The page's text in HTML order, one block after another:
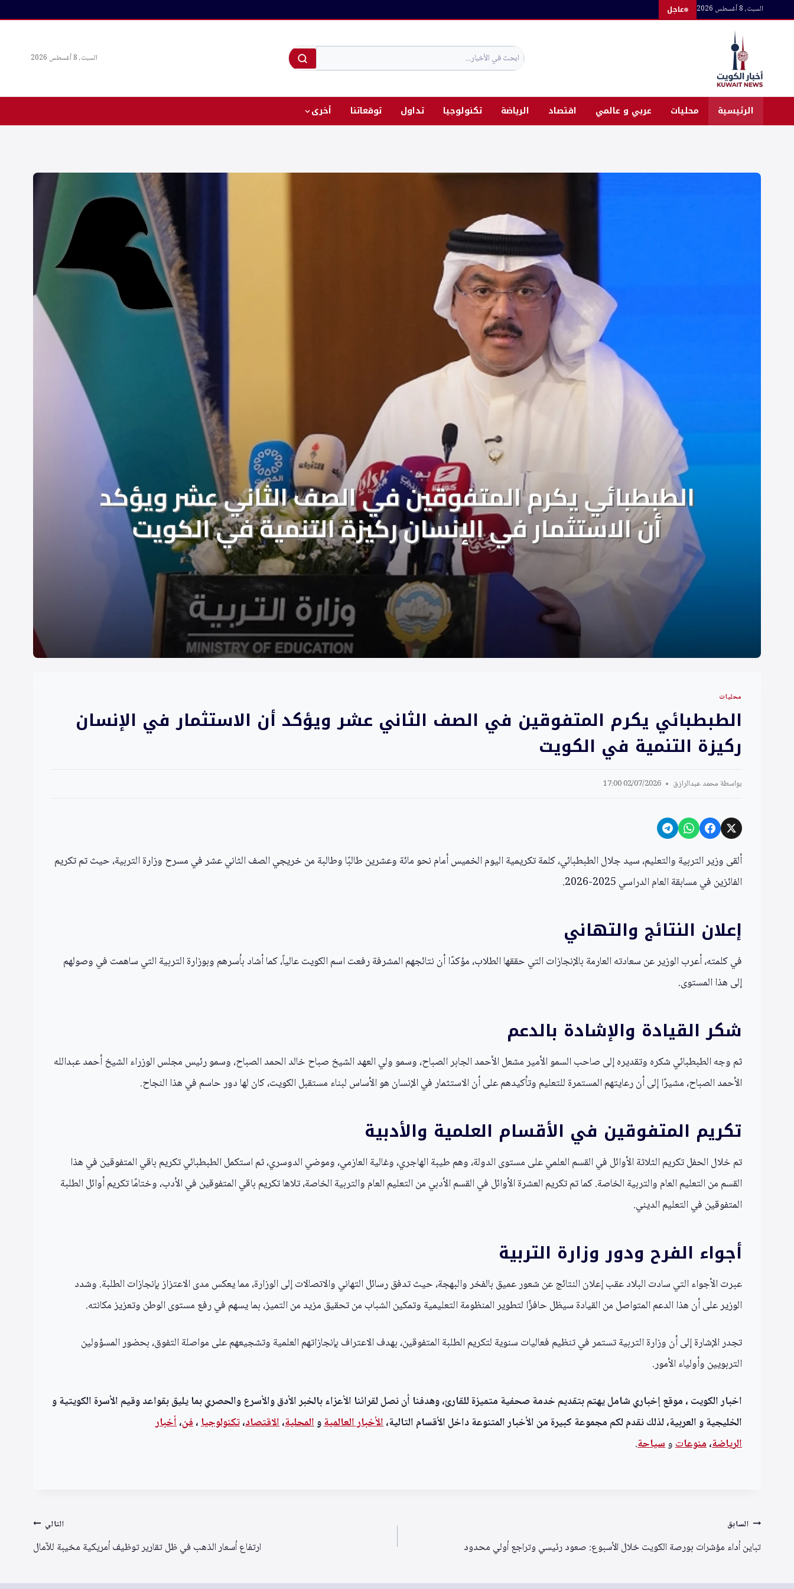
السبت، 8 أغسطس 2026 عاجل
السبت، 8 أغسطس 2026
الرئيسية محليات عربي و عالمي اقتصاد الرياضة تكنولوجيا تداول توقعاتنا أخرى
محليات
الطبطبائي يكرم المتفوقين في الصف الثاني عشر ويؤكد أن الاستثمار في الإنسان
ركيزة التنمية في الكويت
بواسطة محمد عبدالرازق 02/07/2026 17:00
ألقى وزير التربية والتعليم، سيد جلال الطبطبائي، كلمة تكريمية اليوم الخميس أمام نحو مائة وعشرين طالبًا وطالبة من خريجي الصف الثاني عشر في مسرح وزارة التربية، حيث تم تكريم
الفائزين في مسابقة العام الدراسي 2025-2026.
إعلان النتائج والتهاني
في كلمته، أعرب الوزير عن سعادته العارمة بالإنجازات التي حققها الطلاب، مؤكدًا أن نتائجهم المشرفة رفعت اسم الكويت عالياً، كما أشاد بأسرهم وبوزارة التربية التي ساهمت في وصولهم
إلى هذا المستوى.
شكر القيادة والإشادة بالدعم
ثم وجه الطبطبائي شكره وتقديره إلى صاحب السمو الأمير مشعل الأحمد الجابر الصباح، وسمو ولي العهد الشيخ صباح خالد الحمد الصباح، وسمو رئيس مجلس الوزراء الشيخ أحمد عبدالله
الأحمد الصباح، مشيرًا إلى أن رعايتهم المستمرة للتعليم وتأكيدهم على أن الاستثمار في الإنسان هو الأساس لبناء مستقبل الكويت، كان لها دور حاسم في هذا النجاح.
تكريم المتفوقين في الأقسام العلمية والأدبية
تم خلال الحفل تكريم الثلاثة الأوائل في القسم العلمي على مستوى الدولة، وهم طيبة الهاجري، وغالية العازمي، وموضي الدوسري، ثم استكمل الطبطبائي تكريم باقي المتفوقين في هذا
القسم من التعليم العام والتربية الخاصة. كما تم تكريم العشرة الأوائل في القسم الأدبي من التعليم العام والتربية الخاصة، تلاها تكريم باقي المتفوقين في الأدب، وختامًا تكريم أوائل الطلبة
المتفوقين في التعليم الديني.
أجواء الفرح ودور وزارة التربية
عبرت الأجواء التي سادت البلاد عقب إعلان النتائج عن شعور عميق بالفخر والبهجة، حيث تدفق رسائل التهاني والاتصالات إلى الوزارة، مما يعكس مدى الاعتزاز بإنجازات الطلبة. وشدد
الوزير على أن هذا الدعم المتواصل من القيادة سيظل حافزًا لتطوير المنظومة التعليمية وتمكين الشباب من تحقيق مزيد من التميز، بما يسهم في رفع مستوى الوطن وتعزيز مكانته.
تجدر الإشارة إلى أن وزارة التربية تستمر في تنظيم فعاليات سنوية لتكريم الطلبة المتفوقين، بهدف الاعتراف بإنجازاتهم العلمية وتشجيعهم على مواصلة التفوق، بحضور المسؤولين
التربويين وأولياء الأمور.
اخبار الكويت ، موقع إخباري شامل يهتم بتقديم خدمة صحفية متميزة للقارئ، وهدفنا أن نصل لقرائنا الأعزاء بالخبر الأدق والأسرع والحصري بما يليق بقواعد وقيم الأسرة الكويتية و
الخليجية و العربية، لذلك نقدم لكم مجموعة كبيرة من الأخبار المتنوعة داخل الأقسام التالية،الأخبار العالميةوالمحلية،الاقتصاد،تكنولوجيا،فن،أخبار
الرياضة،منوعاتوسياحة.
تصفّح
المقالات
السابق
تباين أداء مؤشرات بورصة الكويت خلال الأسبوع: صعود رئيسي وتراجع أولي محدود
التالي
ارتفاع أسعار الذهب في ظل تقارير توظيف أمريكية مخيبة للآمال